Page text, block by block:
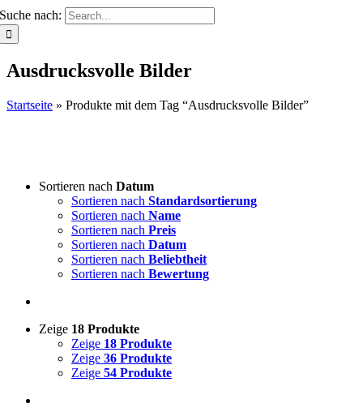
Suche nach:
Ausdrucksvolle Bilder
Startseite » Produkte mit dem Tag “Ausdrucksvolle Bilder”
Sortieren nach Datum
Sortieren nach Standardsortierung
Sortieren nach Name
Sortieren nach Preis
Sortieren nach Datum
Sortieren nach Beliebtheit
Sortieren nach Bewertung
Zeige 18 Produkte
Zeige 18 Produkte
Zeige 36 Produkte
Zeige 54 Produkte